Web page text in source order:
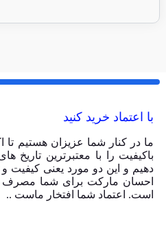
با اعتماد خرید کنید
ما در کنار شما عزیزان هستیم
باکیفیت را با معتبرترین تاریخ
دهیم و این دو مورد یعنی کیفیت
احسان مارکت برای شما مصرف
است. اعتماد شما افتخار ماست ..